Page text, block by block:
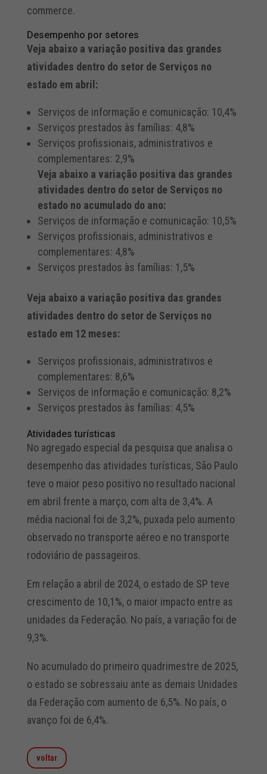
commerce.
Desempenho por setores
Veja abaixo a variação positiva das grandes
atividades dentro do setor de Serviços no
estado em abril:
Serviços de informação e comunicação: 10,4%
Serviços prestados às famílias: 4,8%
Serviços profissionais, administrativos e
complementares: 2,9%
Veja abaixo a variação positiva das grandes
atividades dentro do setor de Serviços no
estado no acumulado do ano:
Serviços de informação e comunicação: 10,5%
Serviços profissionais, administrativos e
complementares: 4,8%
Serviços prestados às famílias: 1,5%
Veja abaixo a variação positiva das grandes
atividades dentro do setor de Serviços no
estado em 12 meses:
Serviços profissionais, administrativos e
complementares: 8,6%
Serviços de informação e comunicação: 8,2%
Serviços prestados às famílias: 4,5%
Atividades turísticas
No agregado especial da pesquisa que analisa o
desempenho das atividades turísticas, São Paulo
teve o maior peso positivo no resultado nacional
em abril frente a março, com alta de 3,4%. A
média nacional foi de 3,2%, puxada pelo aumento
observado no transporte aéreo e no transporte
rodoviário de passageiros.
Em relação a abril de 2024, o estado de SP teve
crescimento de 10,1%, o maior impacto entre as
unidades da Federação. No país, a variação foi de
9,3%.
No acumulado do primeiro quadrimestre de 2025,
o estado se sobressaiu ante as demais Unidades
da Federação com aumento de 6,5%. No país, o
avanço foi de 6,4%.
voltar